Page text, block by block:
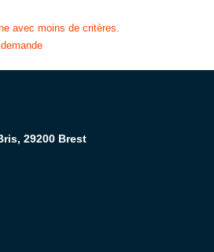
avec moins de critères.
29200 Brest